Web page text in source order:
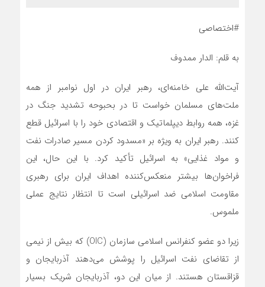
#اختصاصی
به قلم: الدار ممدوف
آیت‌الله علی خامنه‌ای، رهبر ایران در اول نوامبر از همه
ملت‌های مسلمان خواست تا در بحبوحه تشدید جنگ در
غزه، همه روابط دیپلماتیک و اقتصادی خود را با اسرائیل قطع
کنند. رهبر ایران به ویژه بر «مسدود کردن مسیر صادرات نفت
و مواد غذایی» به اسرائیل تأکید کرد. با این حال، این
فراخوان‌ها بیشتر منعکس‌کننده اهداف ایران برای رهبری
مقاومت اسلامی ضد اسرائیلی است تا انتظار نتایج عملی
ملموس.
زیرا دو عضو کنفرانس اسلامی سازمان (OIC) که بیش از نیمی
از تقاضای نفت اسرائیل را پوشش‌ می‌دهند آذربایجان و
قزاقستان هستند. از میان این دو، آذربایجان شریک بسیار